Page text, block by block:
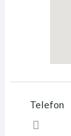
Telefon